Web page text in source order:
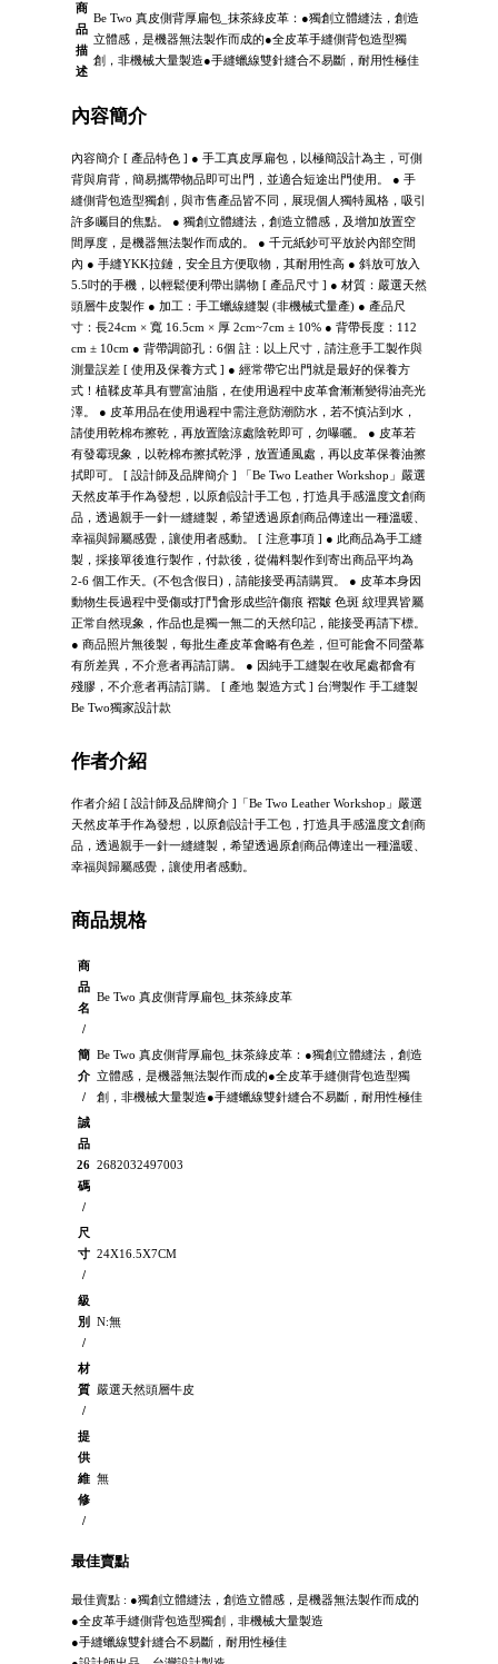
商
品
描
述
Be Two 真皮側背厚扁包_抹茶綠皮革：●獨創立體縫法，創造
立體感，是機器無法製作而成的●全皮革手縫側背包造型獨
創，非機械大量製造●手縫蠟線雙針縫合不易斷，耐用性極佳
內容簡介
內容簡介 [ 產品特色 ] ● 手工真皮厚扁包，以極簡設計為主，可側
背與肩背，簡易攜帶物品即可出門，並適合短途出門使用。 ● 手
縫側背包造型獨創，與市售產品皆不同，展現個人獨特風格，吸引
許多矚目的焦點。 ● 獨創立體縫法，創造立體感，及增加放置空
間厚度，是機器無法製作而成的。 ● 千元紙鈔可平放於內部空間
內 ● 手縫YKK拉鏈，安全且方便取物，其耐用性高 ● 斜放可放入
5.5吋的手機，以輕鬆便利帶出購物 [ 產品尺寸 ] ● 材質：嚴選天然
頭層牛皮製作 ● 加工：手工蠟線縫製 (非機械式量產) ● 產品尺
寸：長24cm × 寬 16.5cm × 厚 2cm~7cm ± 10% ● 背帶長度：112
cm ± 10cm ● 背帶調節孔：6個 註：以上尺寸，請注意手工製作與
測量誤差 [ 使用及保養方式 ] ● 經常帶它出門就是最好的保養方
式！植鞣皮革具有豐富油脂，在使用過程中皮革會漸漸變得油亮光
澤。 ● 皮革用品在使用過程中需注意防潮防水，若不慎沾到水，
請使用乾棉布擦乾，再放置陰涼處陰乾即可，勿曝曬。 ● 皮革若
有發霉現象，以乾棉布擦拭乾淨，放置通風處，再以皮革保養油擦
拭即可。 [ 設計師及品牌簡介 ] 「Be Two Leather Workshop」嚴選
天然皮革手作為發想，以原創設計手工包，打造具手感溫度文創商
品，透過親手一針一縫縫製，希望透過原創商品傳達出一種溫暖、
幸福與歸屬感覺，讓使用者感動。 [ 注意事項 ] ● 此商品為手工縫
製，採接單後進行製作，付款後，從備料製作到寄出商品平均為
2-6 個工作天。(不包含假日)，請能接受再請購買。 ● 皮革本身因
動物生長過程中受傷或打鬥會形成些許傷痕 褶皺 色斑 紋理異皆屬
正常自然現象，作品也是獨一無二的天然印記，能接受再請下標。
● 商品照片無後製，每批生產皮革會略有色差，但可能會不同螢幕
有所差異，不介意者再請訂購。 ● 因純手工縫製在收尾處都會有
殘膠，不介意者再請訂購。 [ 產地 製造方式 ] 台灣製作 手工縫製
Be Two獨家設計款
作者介紹
作者介紹 [ 設計師及品牌簡介 ]「Be Two Leather Workshop」嚴選
天然皮革手作為發想，以原創設計手工包，打造具手感溫度文創商
品，透過親手一針一縫縫製，希望透過原創商品傳達出一種溫暖、
幸福與歸屬感覺，讓使用者感動。
商品規格
商
品
名
/
Be Two 真皮側背厚扁包_抹茶綠皮革
簡
介
/
Be Two 真皮側背厚扁包_抹茶綠皮革：●獨創立體縫法，創造
立體感，是機器無法製作而成的●全皮革手縫側背包造型獨
創，非機械大量製造●手縫蠟線雙針縫合不易斷，耐用性極佳
誠
品
26
碼
/
2682032497003
尺
寸
/
24X16.5X7CM
級
別
/
N:無
材
質
/
嚴選天然頭層牛皮
提
供
維
修
/
無
最佳賣點
最佳賣點 : ●獨創立體縫法，創造立體感，是機器無法製作而成的
●全皮革手縫側背包造型獨創，非機械大量製造
●手縫蠟線雙針縫合不易斷，耐用性極佳